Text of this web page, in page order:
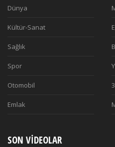
Dünya
Kültür-Sanat
Sağlık
Spor
Otomobil
Emlak
SON VIDEOLAR